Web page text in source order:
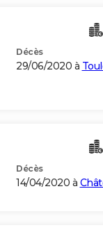
Décès
29/06/2020 à
Décès
14/04/2020 à